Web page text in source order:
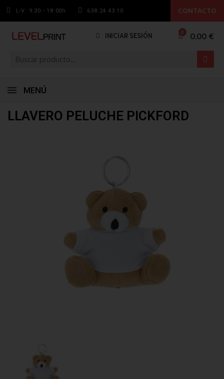
L-V: 9.30 - 18:00h 638 24 43 10 CONTACTO
INICIAR SESIÓN 0,00 €
MENÚ
LLAVERO PELUCHE PICKFORD